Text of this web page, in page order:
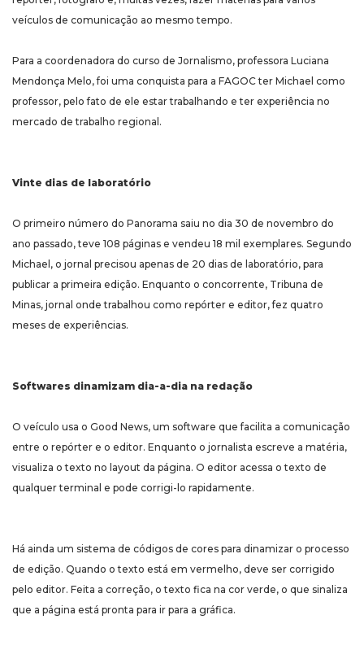
veículos de comunicação ao mesmo tempo.
Para a coordenadora do curso de Jornalismo, professora Luciana
Mendonça Melo, foi uma conquista para a FAGOC ter Michael como
professor, pelo fato de ele estar trabalhando e ter experiência no
mercado de trabalho regional.
Vinte dias de laboratório
O primeiro número do Panorama saiu no dia 30 de novembro do
ano passado, teve 108 páginas e vendeu 18 mil exemplares. Segundo
Michael, o jornal precisou apenas de 20 dias de laboratório, para
publicar a primeira edição. Enquanto o concorrente, Tribuna de
Minas, jornal onde trabalhou como repórter e editor, fez quatro
meses de experiências.
Softwares dinamizam dia-a-dia na redação
O veículo usa o Good News, um software que facilita a comunicação
entre o repórter e o editor. Enquanto o jornalista escreve a matéria,
visualiza o texto no layout da página. O editor acessa o texto de
qualquer terminal e pode corrigi-lo rapidamente.
Há ainda um sistema de códigos de cores para dinamizar o processo
de edição. Quando o texto está em vermelho, deve ser corrigido
pelo editor. Feita a correção, o texto fica na cor verde, o que sinaliza
que a página está pronta para ir para a gráfica.